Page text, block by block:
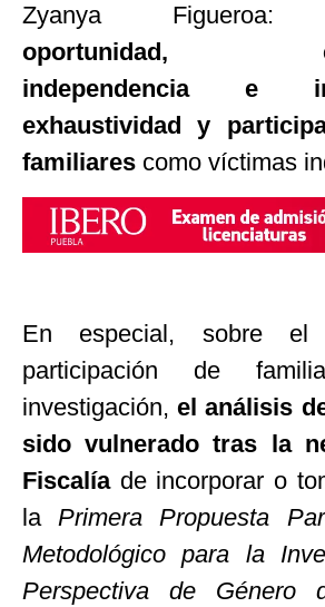
Zyanya
oportunidad,
independencia e
exhaustividad y
familiares como víctimas
En especial, sobre el
participación de
investigación,el análisis
sido vulnerado tras la
Fiscalía de incorporar o
laPrimera Propuesta
Metodológico para la
Perspectiva de Género